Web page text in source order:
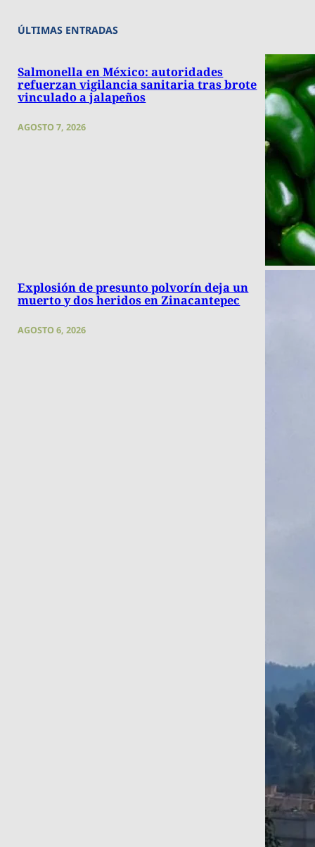
ÚLTIMAS ENTRADAS
Salmonella en México: autoridades
refuerzan vigilancia sanitaria tras brote
vinculado a jalapeños
AGOSTO 7, 2026
Explosión de presunto polvorín deja un
muerto y dos heridos en Zinacantepec
AGOSTO 6, 2026